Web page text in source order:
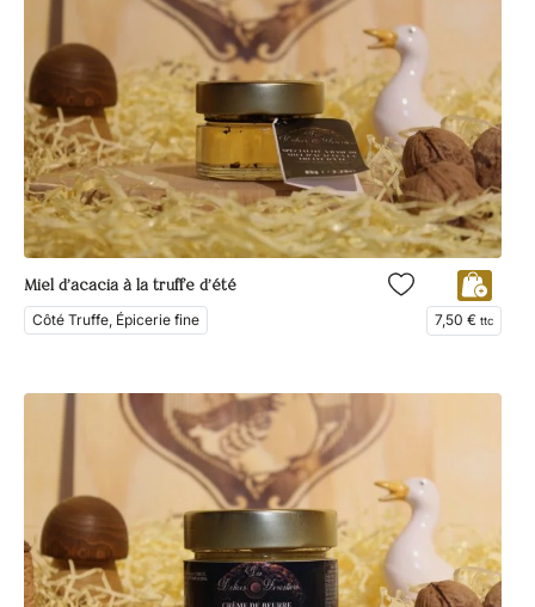
Miel d’acacia à la truffe d’été
Côté Truffe, Épicerie fine 7,50 € ttc